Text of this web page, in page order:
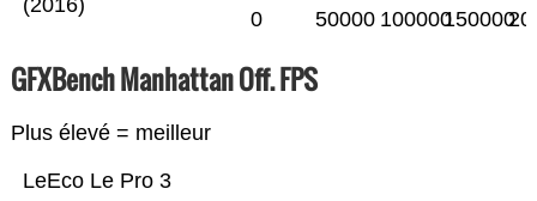
(2016)
0 50000 100000150000
GFXBench Manhattan Off. FPS
Plus élevé = meilleur
LeEco Le Pro 3